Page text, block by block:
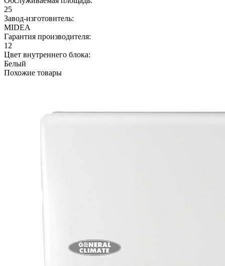
25
Завод-изготовитель:
MIDEA
Гарантия производителя:
12
Цвет внутреннего блока:
Белый
Похожие товары